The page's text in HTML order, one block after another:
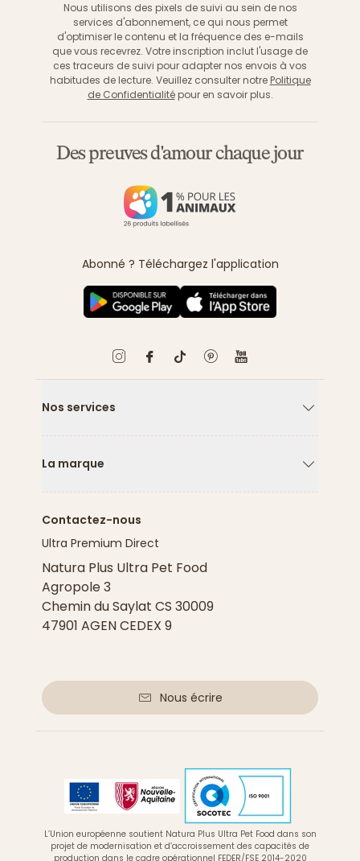
Nous utilisons des pixels de suivi au sein de nos
services d'abonnement, ce qui nous permet
d'optimiser le contenu et la fréquence des e-mails
que vous recevrez. Votre inscription inclut l'usage de
ces traceurs de suivi pour adapter nos envois à vos
habitudes de lecture. Veuillez consulter notre Politique
de Confidentialitépour en savoir plus.
Des preuves d'amour chaque jour
Abonné ? Téléchargez l'application
Nos services
La marque
Contactez-nous
Ultra Premium Direct
Natura Plus Ultra Pet Food
Agropole 3
Chemin du Saylat CS 30009
47901 AGEN CEDEX 9
Nous écrire
L’Union européenne soutient Natura Plus Ultra Pet Food dans son
projet de modernisation et d’accroissement des capacités de
production dans le cadre opérationnel FEDER/FSE 2014-2020